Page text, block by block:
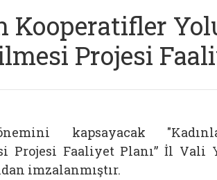
Kooperatifler
Projesi
kapsayacak
Projesi Faaliyet Planı” İl Vali
imzalanmıştır.